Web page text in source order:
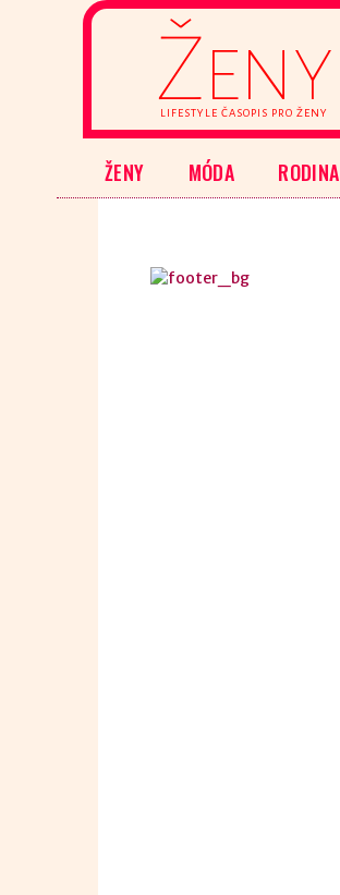
Ženy
LIFESTYLE ČASOPIS PRO ŽENY
ŽENY MÓDA RODINA